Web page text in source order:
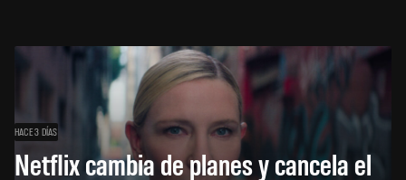
HACE 3 DÍAS
Netflix cambia de planes y cancela el